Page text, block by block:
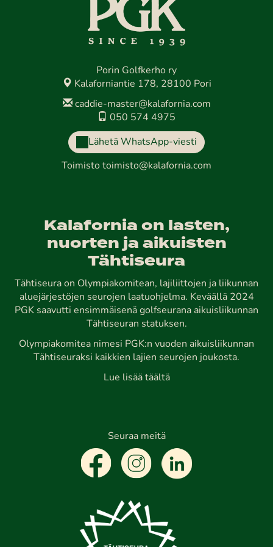
Porin Golfkerho ry
Kalaforniantie 178, 28100 Pori
caddie-master@kalafornia.com
050 574 4975
Lähetä WhatsApp-viesti
Toimisto toimisto@kalafornia.com
Kalafornia on lasten,
nuorten ja aikuisten
Tähtiseura
Tähtiseura on Olympiakomitean, lajiliittojen ja liikunnan
aluejärjestöjen seurojen laatuohjelma. Keväällä 2024
PGK saavutti ensimmäisenä golfseurana aikuisliikunnan
Tähtiseuran statuksen.
Olympiakomitea nimesi PGK:n vuoden aikuisliikunnan
Tähtiseuraksi kaikkien lajien seurojen joukosta.
Lue lisää täältä
Seuraa meitä